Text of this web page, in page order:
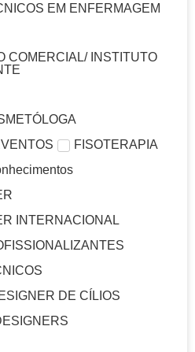
EM ENFERMAGEM
COMERCIAL/ INSTITUTO
FISOTERAPIA
INTERNACIONAL
DE CÍLIOS